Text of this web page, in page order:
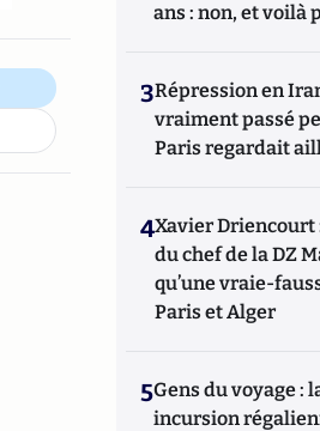
ans : non, et voilà
3Répression en
vraiment passé
Paris regardait
4Xavier Driencourt
du chef de la DZ
qu’une vraie-
Paris et Alger
5Gens du voyage :
incursion